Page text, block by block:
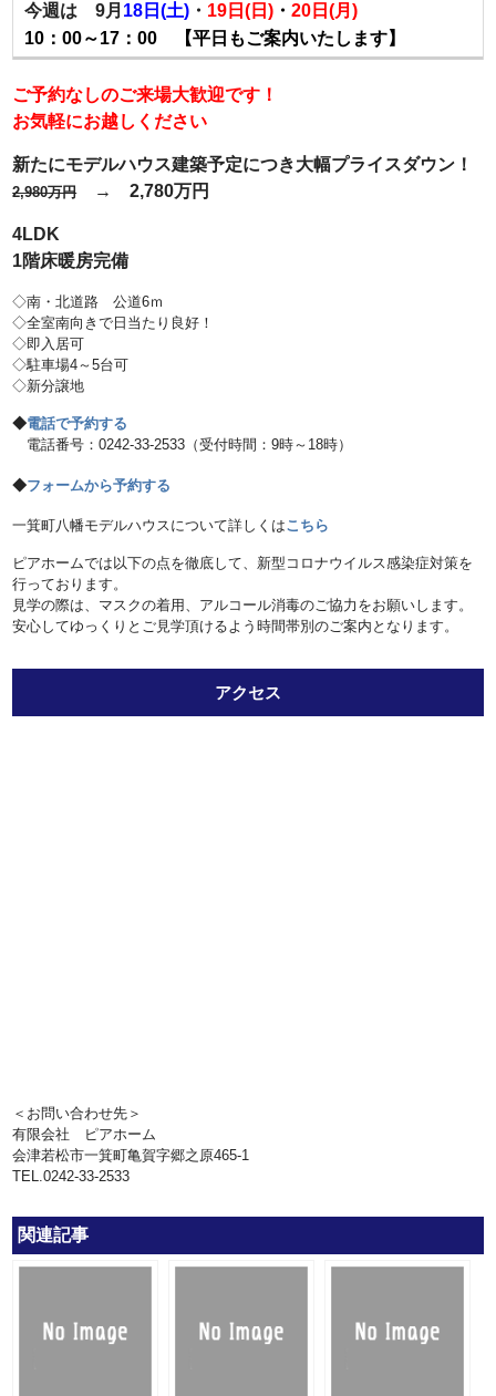
今週は 9月 18日(土) ・ 19日(日) ・20日(月)
10：00～17：00 【平日もご案内いたします】
ご予約なしのご来場大歓迎です！
お気軽にお越しください
新たにモデルハウス建築予定につき大幅プライスダウン！
2,980万円→ 2,780万円
4LDK
1階床暖房完備
◇南・北道路 公道6ｍ
◇全室南向きで日当たり良好！
◇即入居可
◇駐車場4～5台可
◇新分譲地
◆電話で予約する
電話番号：0242-33-2533（受付時間：9時～18時）
◆フォームから予約する
一箕町八幡モデルハウスについて詳しくはこちら
ピアホームでは以下の点を徹底して、新型コロナウイルス感染症対策を
行っております。
見学の際は、マスクの着用、アルコール消毒のご協力をお願いします。
安心してゆっくりとご見学頂けるよう時間帯別のご案内となります。
アクセス
＜お問い合わせ先＞
有限会社 ピアホーム
会津若松市一箕町亀賀字郷之原465-1
TEL.0242-33-2533
関連記事